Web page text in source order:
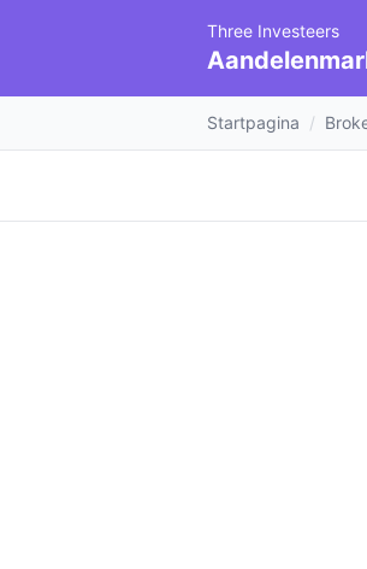
Three Investeers
Startpagina /